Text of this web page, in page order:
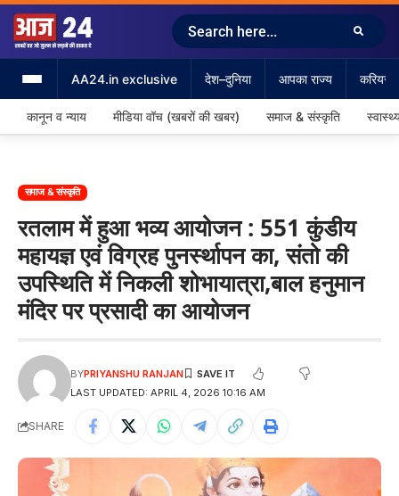
AA24.in exclusive देश–दुनिया आपका राज्य करियर
कानून व न्याय मीडिया वॉच (खबरों की खबर) समाज & संस्कृति
समाज & संस्कृति
रतलाम में हुआ भव्य आयोजन : 551 कुंडीय
महायज्ञ एवं विग्रह पुनर्स्थापन का, संतो की
उपस्थिति में निकली शोभायात्रा,बाल हनुमान
मंदिर पर प्रसादी का आयोजन
LAST UPDATED: APRIL 4, 2026 10:16 AM
BYPRIYANSHU RANJAN
SHARE